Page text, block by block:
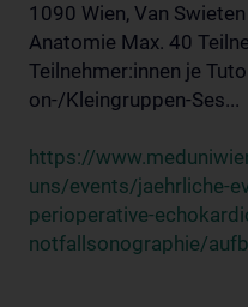
1090 Wien, Van
Anatomie Max. 40
Teilnehmer:innen je
on-/Kleingruppen-Ses...
https://
uns/events/jaehrliche-
perioperative-
notfallsonographie/